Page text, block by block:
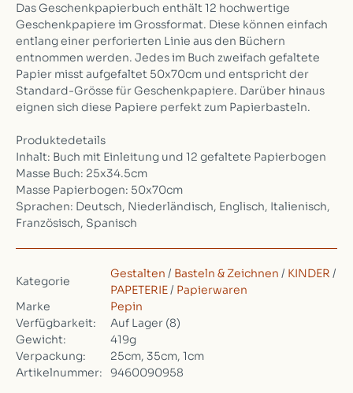
Das Geschenkpapierbuch enthält 12 hochwertige
Geschenkpapiere im Grossformat. Diese können einfach
entlang einer perforierten Linie aus den Büchern
entnommen werden. Jedes im Buch zweifach gefaltete
Papier misst aufgefaltet 50x70cm und entspricht der
Standard-Grösse für Geschenkpapiere. Darüber hinaus
eignen sich diese Papiere perfekt zum Papierbasteln.
Produktedetails
Inhalt: Buch mit Einleitung und 12 gefaltete Papierbogen
Masse Buch: 25x34.5cm
Masse Papierbogen: 50x70cm
Sprachen: Deutsch, Niederländisch, Englisch, Italienisch,
Französisch, Spanisch
Kategorie
Gestalten / Basteln & Zeichnen / KINDER /
PAPETERIE/ Papierwaren
Marke
Pepin
Verfügbarkeit:
Auf Lager (8)
Gewicht:
419g
Verpackung:
25cm, 35cm, 1cm
Artikelnummer:
9460090958